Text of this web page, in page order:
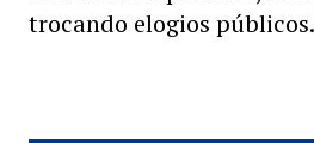
trocando elogios públicos.